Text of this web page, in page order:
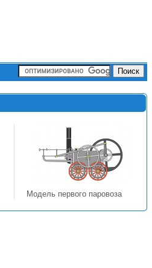
Модель первого паровоза